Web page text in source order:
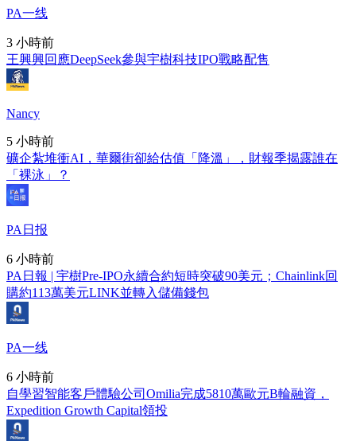
PA一线
3 小時前
王興興回應DeepSeek參與宇樹科技IPO戰略配售
Nancy
5 小時前
礦企紮堆衝AI，華爾街卻給估值「降溫」，財報季揭露誰在
「裸泳」？
PA日报
6 小時前
PA日報 | 宇樹Pre-IPO永續合約短時突破90美元；Chainlink回
購約113萬美元LINK並轉入儲備錢包
PA一线
6 小時前
自學習智能客戶體驗公司Omilia完成5810萬歐元B輪融資，
Expedition Growth Capital領投